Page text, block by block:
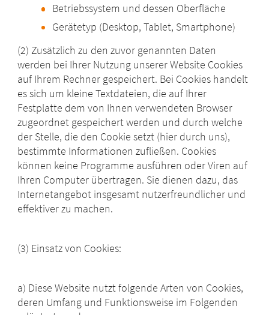
Betriebssystem und dessen Oberfläche
Gerätetyp (Desktop, Tablet, Smartphone)
(2) Zusätzlich zu den zuvor genannten Daten
werden bei Ihrer Nutzung unserer Website Cookies
auf Ihrem Rechner gespeichert. Bei Cookies handelt
es sich um kleine Textdateien, die auf Ihrer
Festplatte dem von Ihnen verwendeten Browser
zugeordnet gespeichert werden und durch welche
der Stelle, die den Cookie setzt (hier durch uns),
bestimmte Informationen zufließen. Cookies
können keine Programme ausführen oder Viren auf
Ihren Computer übertragen. Sie dienen dazu, das
Internetangebot insgesamt nutzerfreundlicher und
effektiver zu machen.
(3) Einsatz von Cookies:
a) Diese Website nutzt folgende Arten von Cookies,
deren Umfang und Funktionsweise im Folgenden